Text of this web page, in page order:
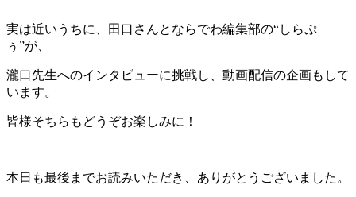
実は近いうちに、田口さんとならでわ編集部の“しらぷ
ぅ”が、
瀧口先生へのインタビューに挑戦し、動画配信の企画もして
います。
皆様そちらもどうぞお楽しみに！
本日も最後までお読みいただき、ありがとうございました。